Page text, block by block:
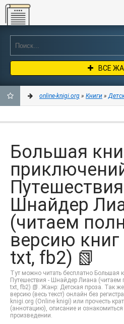
Online-knigi.org
ВСЕ
ЗАКЛАДКИ
online-knigi.org » Книги »
Большая
Шнайдер
(читаем
версию
txt, fb2) 📗
Тут можно читать бесплатно Большая
Путешествия - Шнайдер Лиана (читаем
txt, fb2) 📗. Жанр: Детская проза. Так
версию (весь текст) онлайн без
knigi.org (Online knigi) или прочесть
(аннотацию), описание и
произведении.